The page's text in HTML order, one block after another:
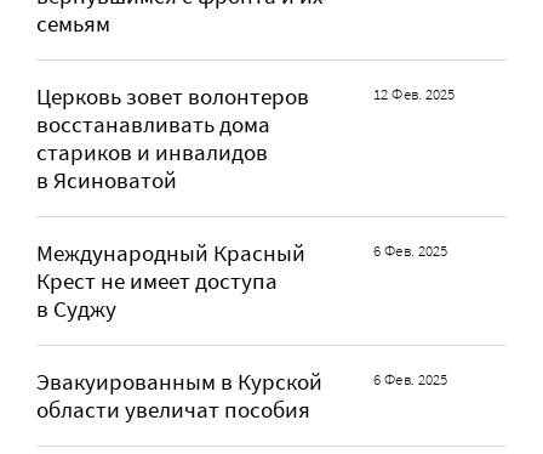
семьям
Церковь зовет волонтеров
восстанавливать дома
стариков и инвалидов
в Ясиноватой
12 Фев. 2025
Международный Красный
Крест не имеет доступа
в Суджу
6 Фев. 2025
Эвакуированным в Курской
области увеличат пособия
6 Фев. 2025